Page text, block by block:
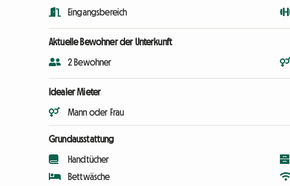
Eingangsbereich
Aktuelle Bewohner der Unterkunft
2 Bewohner
Idealer Mieter
Mann oder Frau
Grundausstattung
Handtücher
Bettwäsche